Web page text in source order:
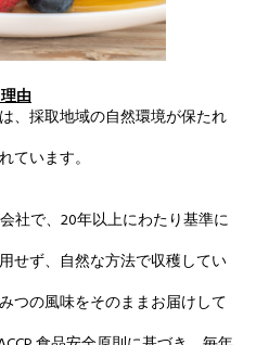
由
、採取地域の自然環境が保たれ
ています。
社で、20年以上にわたり基準に
せず、自然な方法で収穫してい
つの風味をそのままお届けして